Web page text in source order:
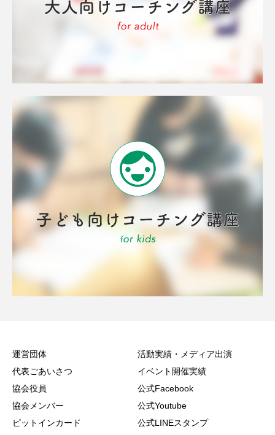
運営団体
代表ごあいさつ
協会役員
協会メンバー
ピットインカード
活動実績・メディア出演
イベント開催実績
公式Facebook
公式Youtube
公式LINEスタンプ